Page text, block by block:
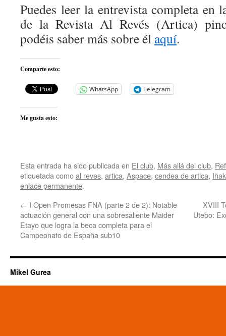
Puedes leer la entrevista completa en
de la Revista Al Revés (Artica)
podéis saber más sobre él aquí.
Comparte esto:
WhatsApp Telegram
Me gusta esto:
Esta entrada ha sido publicada en El club, Más allá del club,
etiquetada comoal reves, artica, Aspace, cendea de artica,
enlace permanente.
← I Open Promesas FNA (parte 2 de 2): Notable
actuación general con una sobresaliente Maider
Etayo que logra la beca completa para el
Campeonato de España sub10
XVIII
Utebo:
Mikel Gurea